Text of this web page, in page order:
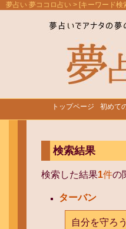
夢占い 夢ココロ占い > [キーワード検
初めて
トップページ
検索結果
検索した結果1件の
ターバン
自分を守ろ